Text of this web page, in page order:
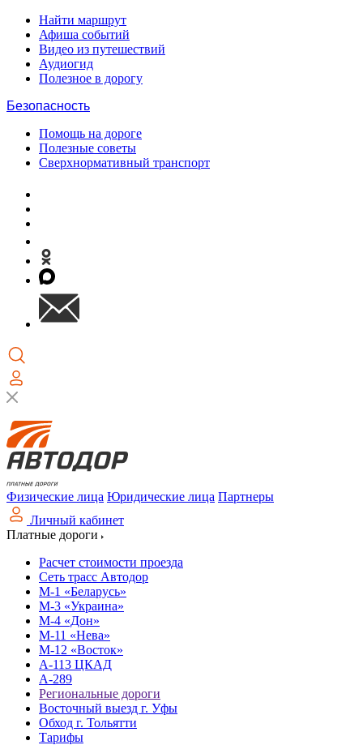
Найти маршрут
Афиша событий
Видео из путешествий
Аудиогид
Полезное в дорогу
Безопасность
Помощь на дороге
Полезные советы
Сверхнормативный транспорт
Физические лица Юридические лица Партнеры
Личный кабинет
Платные дороги
Расчет стоимости проезда
Сеть трасс Автодор
М-1 «Беларусь»
М-3 «Украина»
М-4 «Дон»
М-11 «Нева»
М-12 «Восток»
А-113 ЦКАД
А-289
Региональные дороги
Восточный выезд г. Уфы
Обход г. Тольятти
Тарифы